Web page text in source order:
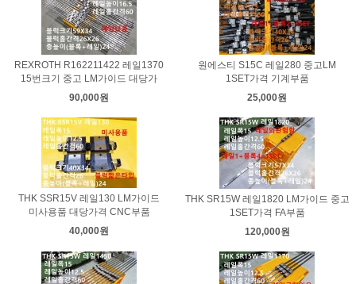
REXROTH R162211422 레일1370
15번크기 중고 LM가이드 대당가
90,000원
원에스티 S15C 레일280 중고LM
1SET가격 기계부품
25,000원
THK SSR15V 레일130 LM가이드
미사용품 대당가격 CNC부품
40,000원
THK SR15W 레일1820 LM가이드 중고
1SET가격 FA부품
120,000원